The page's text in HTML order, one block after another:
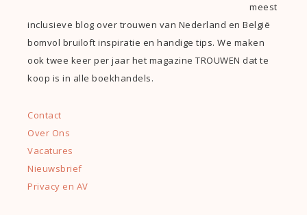
meest
inclusieve blog over trouwen van Nederland en België
bomvol bruiloft inspiratie en handige tips. We maken
ook twee keer per jaar het magazine TROUWEN dat te
koop is in alle boekhandels.
Contact
Over Ons
Vacatures
Nieuwsbrief
Privacy en AV